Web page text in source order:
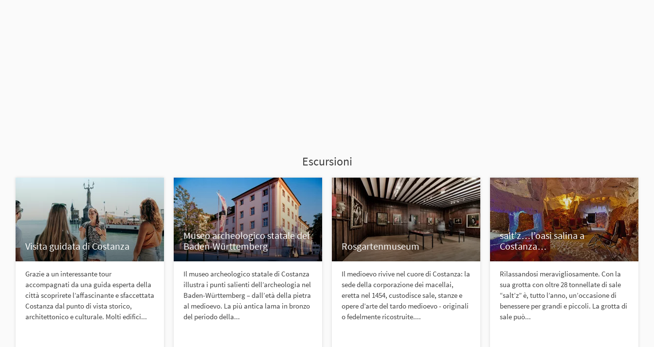
Escursioni
Visita guidata di Costanza
Grazie a un interessante tour
accompagnati da una guida esperta della
città scoprirete l’affascinante e sfaccettata
Costanza dal punto di vista storico,
architettonico e culturale. Molti edifici...
Museo archeologico statale del
Baden-Württemberg
Il museo archeologico statale di Costanza
illustra i punti salienti dell’archeologia nel
Baden-Württemberg – dall’età della pietra
al medioevo. La più antica lama in bronzo
del periodo della...
Rosgartenmuseum
Il medioevo rivive nel cuore di Costanza: la
sede della corporazione dei macellai,
eretta nel 1454, custodisce sale, stanze e
opere d’arte del tardo medioevo - originali
o fedelmente ricostruite....
salt’z…l’oasi salina a
Costanza…
Rilassandosi meravigliosamente. Con la
sua grotta con oltre 28 tonnellate di sale
“salt’z” è, tutto l’anno, un’occasione di
benessere per grandi e piccoli. La grotta di
sale può...